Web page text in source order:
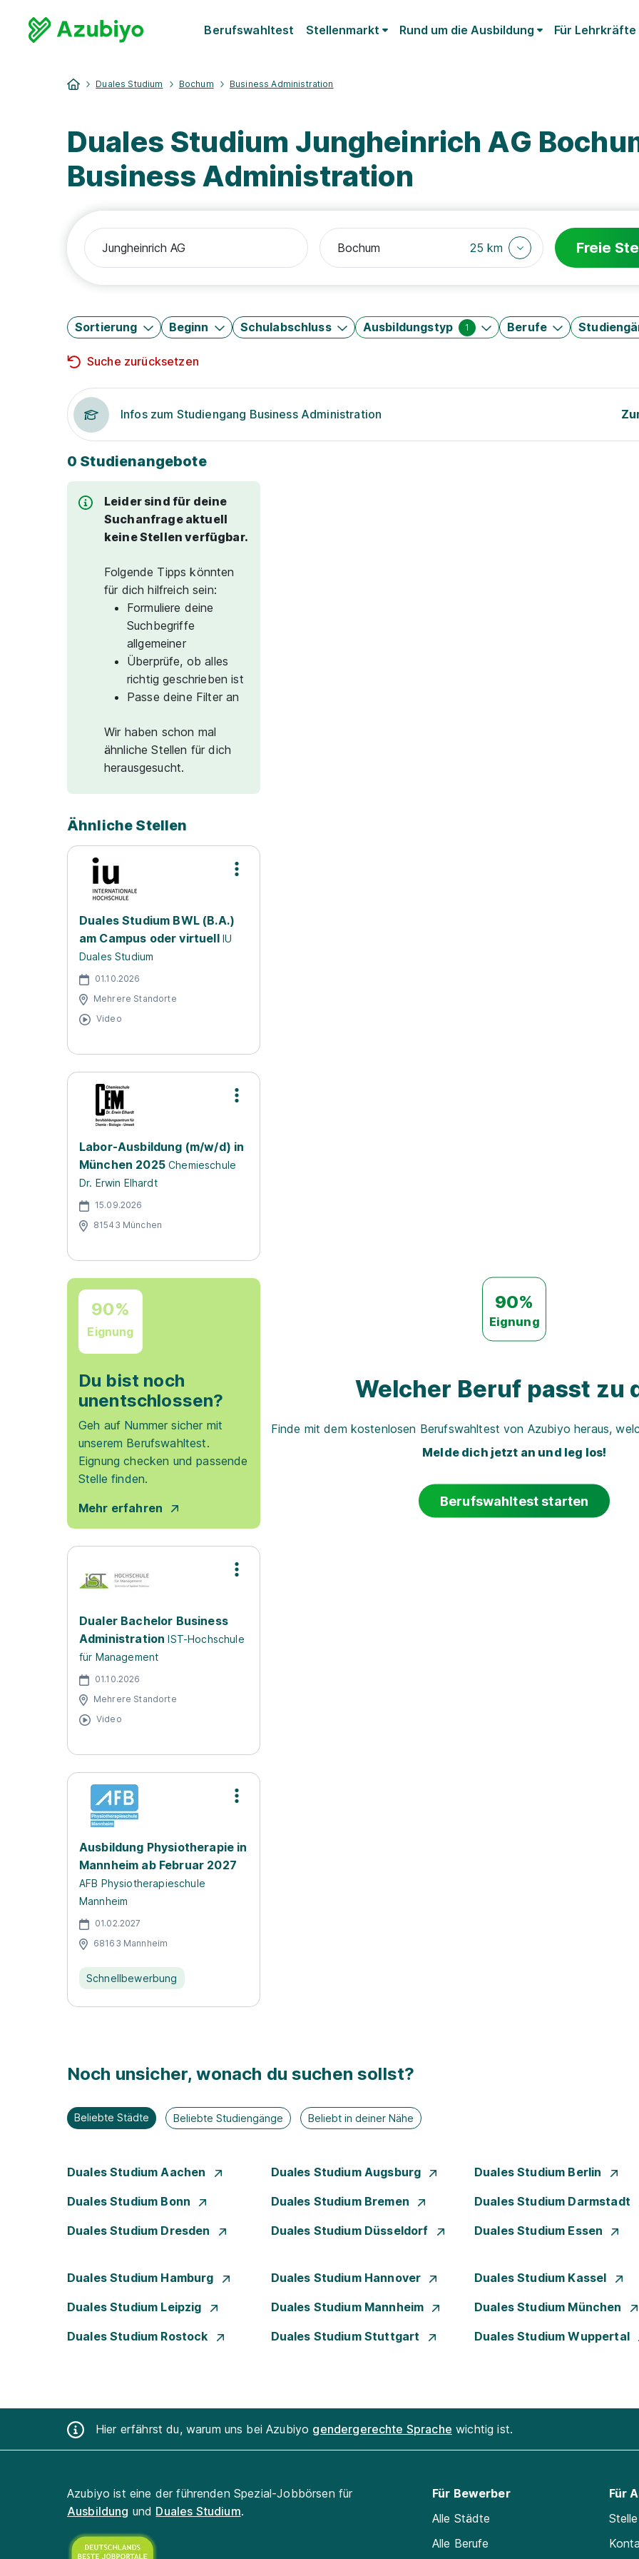
Berufswahltest Stellenmarkt Rund um die Ausbildung Für Lehrkräfte
Duales Studium Bochum Business Administration
Duales Studium Jungheinrich AG
Business Administration
25 km Freie
Sortierung Beginn Schulabschluss Ausbildungstyp 1 Berufe
Suche zurücksetzen
Infos zum Studiengang Business Administration
0 Studienangebote
Leider sind für deine
Suchanfrage aktuell
keine Stellen verfügbar.
Folgende Tipps könnten
für dich hilfreich sein:
Formuliere deine
Suchbegriffe
allgemeiner
Überprüfe, ob alles
richtig geschrieben ist
Passe deine Filter an
Wir haben schon mal
ähnliche Stellen für dich
herausgesucht.
Ähnliche Stellen
Duales Studium BWL (B.A.)
am Campus oder virtuell IU
Duales Studium
01.10.2026
Mehrere Standorte
Video
Labor-Ausbildung (m/w/d) in
München 2025 Chemieschule
Dr. Erwin Elhardt
15.09.2026
81543 München
90%
Eignung
Du bist noch
unentschlossen?
Geh auf Nummer sicher mit
unserem Berufswahltest.
Eignung checken und passende
Stelle finden.
Mehr erfahren
Dualer Bachelor Business
Administration IST-Hochschule
für Management
01.10.2026
Mehrere Standorte
Video
Ausbildung Physiotherapie in
Mannheim ab Februar 2027
AFB Physiotherapieschule
Mannheim
01.02.2027
68163 Mannheim
Schnellbewerbung
90%
Eignung
Welcher Beruf passt zu
Finde mit dem kostenlosen Berufswahltest von Azubiyo heraus,
Melde dich jetzt an und leg los!
Berufswahltest starten
Noch unsicher, wonach du suchen sollst?
Beliebte Städte Beliebte Studiengänge Beliebt in deiner Nähe
Duales Studium Aachen Duales Studium Augsburg Duales Studium Berlin
Duales Studium Bonn Duales Studium Bremen Duales Studium Darmstadt
Duales Studium Dresden Duales Studium Düsseldorf Duales Studium Essen
Duales Studium Hamburg Duales Studium Hannover Duales Studium Kassel
Duales Studium Leipzig Duales Studium Mannheim Duales Studium München
Duales Studium Rostock Duales Studium Stuttgart Duales Studium Wuppertal
Hier erfährst du, warum uns bei Azubiyo gendergerechte Sprache wichtig ist.
Azubiyo ist eine der führenden Spezial-Jobbörsen für
Ausbildung und Duales Studium.
Für Bewerber
Alle Städte
Alle Berufe
Für